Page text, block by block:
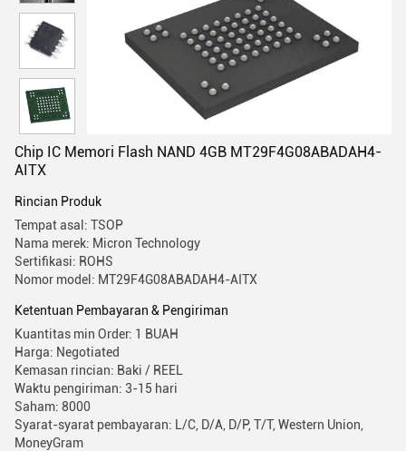
Chip IC Memori Flash NAND 4GB MT29F4G08ABADAH4-
AITX
Rincian Produk
Tempat asal: TSOP
Nama merek: Micron Technology
Sertifikasi: ROHS
Nomor model: MT29F4G08ABADAH4-AITX
Ketentuan Pembayaran & Pengiriman
Kuantitas min Order: 1 BUAH
Harga: Negotiated
Kemasan rincian: Baki / REEL
Waktu pengiriman: 3-15 hari
Saham: 8000
Syarat-syarat pembayaran: L/C, D/A, D/P, T/T, Western Union,
MoneyGram